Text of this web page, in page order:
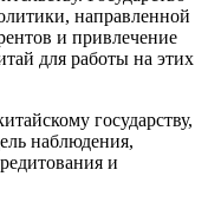
направленной
и привлечение
для работы на этих
государству,
наблюдения,
и